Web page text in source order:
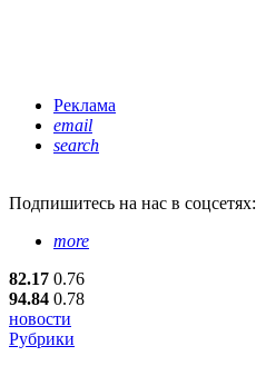
Реклама
email
search
Подпишитесь на нас в соцсетях:
more
82.17 0.76
94.84 0.78
новости
Рубрики